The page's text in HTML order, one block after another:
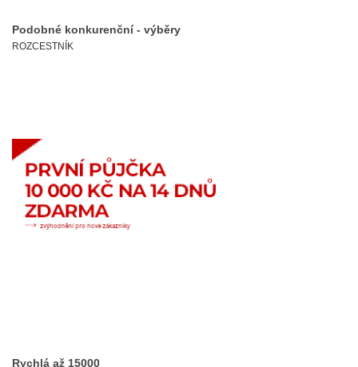
Podobné konkurenční - výběry
ROZCESTNÍK
Rychlá až 15000